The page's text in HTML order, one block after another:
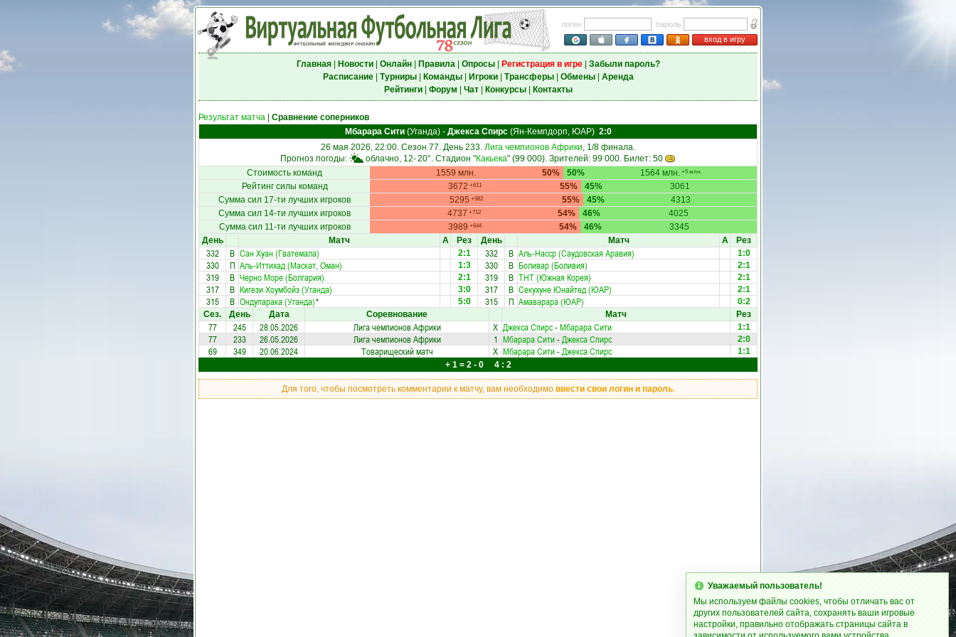
логин
пароль
вход в игру
Главная| Новости| Онлайн| Правила| Опросы| Регистрация в игре| Забыли пароль?
Расписание| Турниры| Команды| Игроки| Трансферы| Обмены| Аренда
Рейтинги| Форум Чат| Конкурсы| Контакты
Результат матча
Сравнение соперников
Мбарара Сити(Уганда)- Джекса Спирс(Ян-Кемпдорп, ЮАР) 2:0
26 мая 2026, 22:00. Сезон 77. День 233. Лига чемпионов Африки, 1/8 финала.
Прогноз погоды:
облачно, 12-20°. Стадион "Какьека" (99 000). Зрителей: 99 000. Билет: 50
Стоимость команд
1559 млн. 50% 1564 млн. +5 млн.
50%
Рейтинг силы команд
3672 +611 55% 3061
45%
Сумма сил 17-ти лучших игроков
5295 +982 55% 4313
45%
Сумма сил 14-ти лучших игроков
4737 +712 54% 4025
46%
Сумма сил 11-ти лучших игроков
3989 +644 54% 3345
46%
День
Матч А Рез
332 В Сан Хуан (Гватемала) 2:1
330 П Аль-Иттихад (Маскат, Оман) 1:3
319 В Черно Море (Болгария) 2:1
317 В Кигези Хоумбойз (Уганда) 3:0
315 В Ондупарака (Уганда)* 5:0
День Матч А Рез
332 В Аль-Насср (Саудовская Аравия) 1:0
330 В Боливар (Боливия) 2:1
319 В ТНТ (Южная Корея) 2:1
317 В Секухуне Юнайтед (ЮАР) 2:1
315 П Амаварара (ЮАР)
0:2
Сез.
День Дата Соревнование Матч Рез
77 245 28.05.2026 Лига чемпионов Африки X Джекса Спирс-Мбарара Сити 1:1
77 233 26.05.2026 Лига чемпионов Африки 1 Мбарара Сити-Джекса Спирс 2:0
69 349 20.06.2024 Товарищеский матч X Мбарара Сити-Джекса Спирс
1:1
+ 1 = 2 - 0 4 : 2
Для того, чтобы посмотреть комментарии к матчу, вам необходимо ввести свои логин и пароль.
Уважаемый пользователь!
Мы используем файлы cookies, чтобы отличать вас от
других пользователей сайта, сохранять ваши игровые
настройки, правильно отображать страницы сайта в